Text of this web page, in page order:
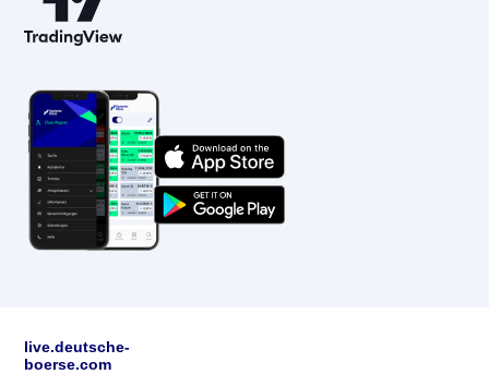
live.deutsche-
boerse.com